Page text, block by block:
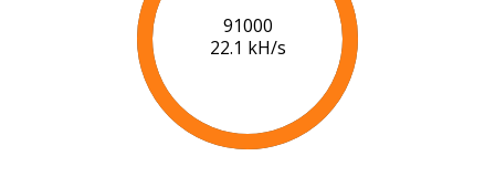
91000
22.1 kH/s